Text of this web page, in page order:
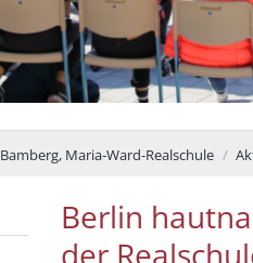
Bamberg, Maria-Ward-Realschule
Berlin
der